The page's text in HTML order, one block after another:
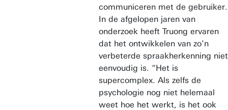
communiceren met de gebruiker.
In de afgelopen jaren van
onderzoek heeft Truong ervaren
dat het ontwikkelen van zo’n
verbeterde spraakherkenning niet
eenvoudig is. “Het is
supercomplex. Als zelfs de
psychologie nog niet helemaal
weet hoe het werkt, is het ook